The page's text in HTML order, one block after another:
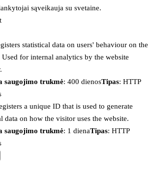
sąveikauja su svetaine.
statistical data on users' behaviour on the
Used for internal analytics by the website
saugojimo trukmė: 400 dienosTipas: HTTP
a unique ID that is used to generate
data on how the visitor uses the website.
saugojimo trukmė: 1 dienaTipas: HTTP